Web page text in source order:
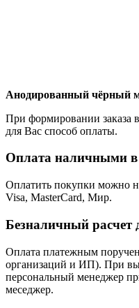
Анодированный чёрный
При формировании заказа
для Вас способ оплаты.
Оплата наличными в
Оплатить покупки можно
Visa, MasterCard, Мир.
Безналичный расчет
Оплата платежным
организаций и ИП). При
персональный менеджер
меседжер.